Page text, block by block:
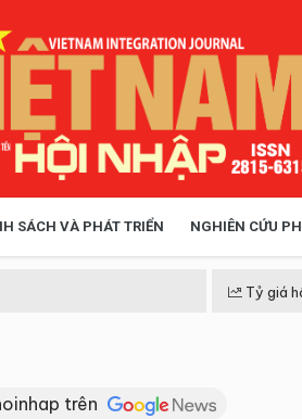
SÁCH VÀ PHÁT TRIỂN NGHIÊN CỨU
Tỷ giá
trên